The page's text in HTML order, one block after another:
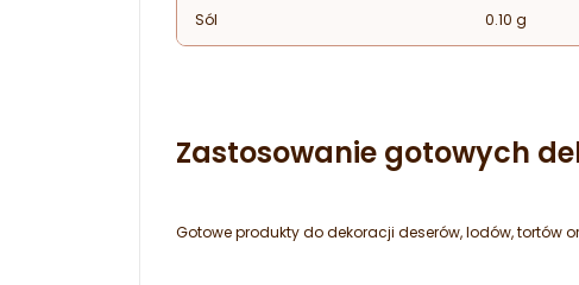
Sól 0.10 g
Zastosowanie gotowych
Gotowe produkty do dekoracji deserów, lodów, tortów